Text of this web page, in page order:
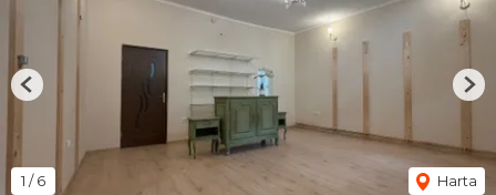
1 /6 Harta
Previous